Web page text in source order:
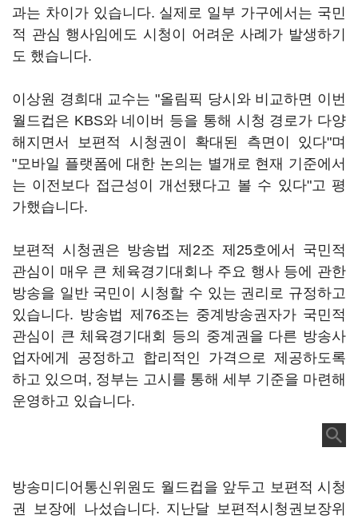
과는 차이가 있습니다. 실제로 일부 가구에서는 국민
적 관심 행사임에도 시청이 어려운 사례가 발생하기
도 했습니다.
이상원 경희대 교수는 "올림픽 당시와 비교하면 이번
월드컵은 KBS와 네이버 등을 통해 시청 경로가 다양
해지면서 보편적 시청권이 확대된 측면이 있다"며
"모바일 플랫폼에 대한 논의는 별개로 현재 기준에서
는 이전보다 접근성이 개선됐다고 볼 수 있다"고 평
가했습니다.
보편적 시청권은 방송법 제2조 제25호에서 국민적
관심이 매우 큰 체육경기대회나 주요 행사 등에 관한
방송을 일반 국민이 시청할 수 있는 권리로 규정하고
있습니다. 방송법 제76조는 중계방송권자가 국민적
관심이 큰 체육경기대회 등의 중계권을 다른 방송사
업자에게 공정하고 합리적인 가격으로 제공하도록
하고 있으며, 정부는 고시를 통해 세부 기준을 마련해
운영하고 있습니다.
방송미디어통신위원도 월드컵을 앞두고 보편적 시청
권 보장에 나섰습니다. 지난달 보편적시청권보장위